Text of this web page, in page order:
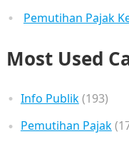
Pemutihan Pajak
Most Used
Info Publik(193)
Pemutihan Pajak